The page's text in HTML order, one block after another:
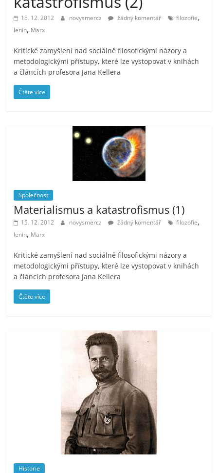
prospívá?
15. 12. 2012 novysmercz žádný komentář filozofie,
lenin, Marx
Kritické zamyšlení nad sociálně filosofickými názory a
metodologickými přístupy, které lze vystopovat v knihách
a článcích profesora Jana Kellera
Čtěte více
Společnost
Materialismus a katastrofismus (1)
15. 12. 2012 novysmercz žádný komentář filozofie,
lenin, Marx
Kritické zamyšlení nad sociálně filosofickými názory a
metodologickými přístupy, které lze vystopovat v knihách
a článcích profesora Jana Kellera
Čtěte více
Historie